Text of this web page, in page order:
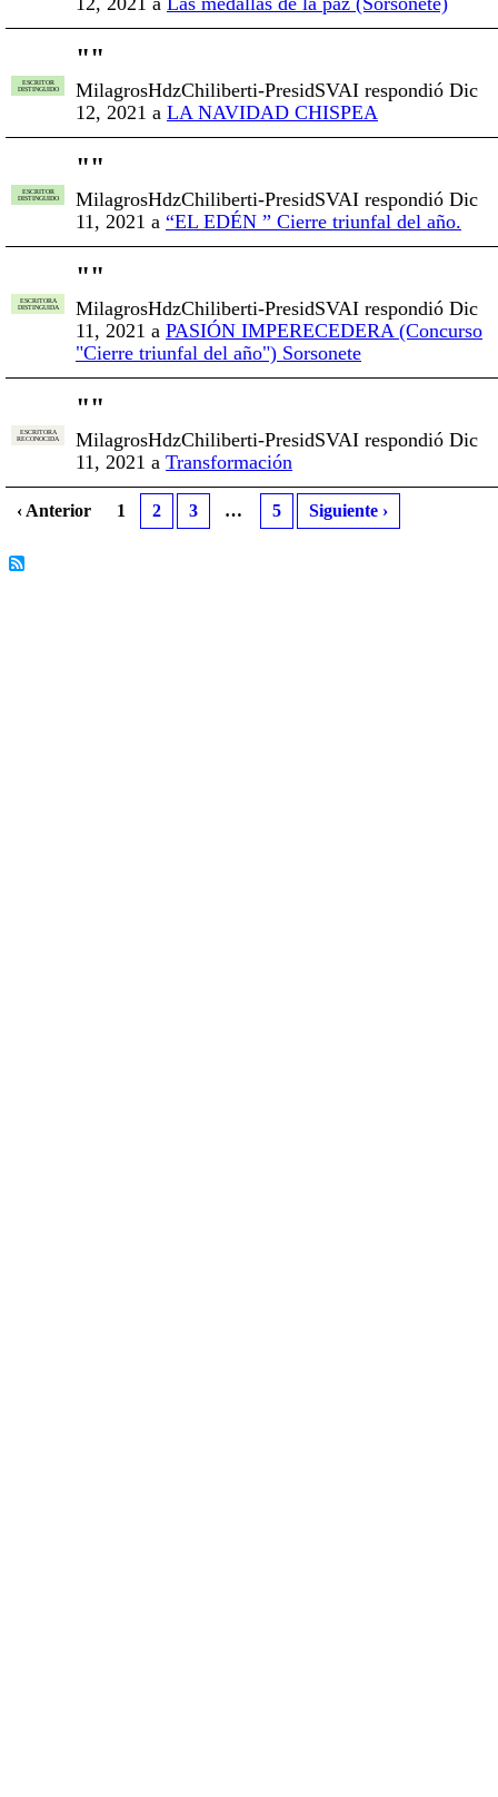
ESCRITOR
DISTINGUIDO
""
MilagrosHdzChiliberti-PresidSVAI respondió Dic
12, 2021 a LA NAVIDAD CHISPEA
ESCRITOR
DISTINGUIDO
""
MilagrosHdzChiliberti-PresidSVAI respondió Dic
11, 2021 a “EL EDÉN ” Cierre triunfal del año.
ESCRITORA
DISTINGUIDA
""
MilagrosHdzChiliberti-PresidSVAI respondió Dic
11, 2021 a PASIÓN IMPERECEDERA (Concurso
"Cierre triunfal del año") Sorsonete
ESCRITORA
RECONOCIDA
""
MilagrosHdzChiliberti-PresidSVAI respondió Dic
11, 2021 a Transformación
‹ Anterior 1 2 3 … 5 Siguiente ›